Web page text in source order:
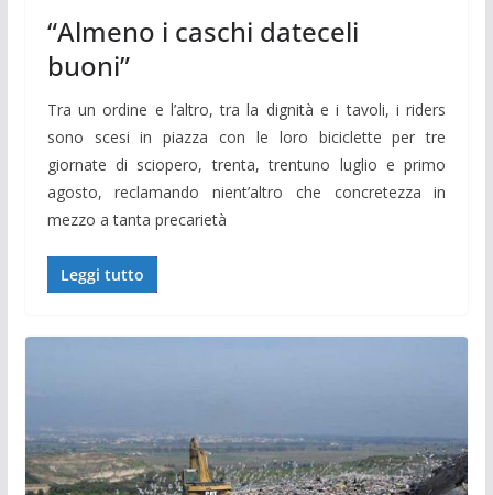
“Almeno i caschi dateceli
buoni”
Tra un ordine e l’altro, tra la dignità e i tavoli, i riders
sono scesi in piazza con le loro biciclette per tre
giornate di sciopero, trenta, trentuno luglio e primo
agosto, reclamando nient’altro che concretezza in
mezzo a tanta precarietà
Leggi tutto